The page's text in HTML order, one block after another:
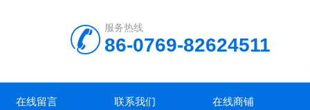
服务热线
86-0769-82624511
在线留言 联系我们 在线商铺